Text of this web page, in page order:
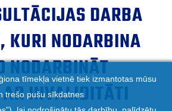
DARBA
KURI NODARBINA
NODARBINĀT
INVALIDITĀTI
tīmekļa vietnē tiek izmantotas mūsu
trešo pušu sīkdatnes